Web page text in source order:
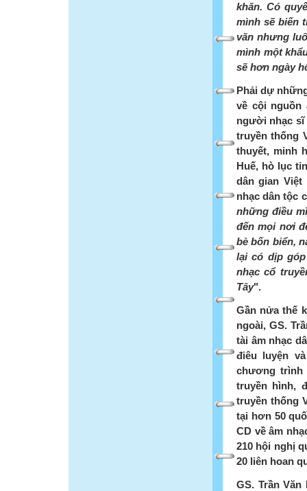
khăn. Có
mình sẽ biến
văn nhưng
mình một
sẽ hơn ngày
Phải dự
về cội nguồn
người nhạc sĩ
truyền thống
thuyết, minh
Huế, hò lục
dân gian
nhạc dân tộc
những điều
đến mọi nơi
bè bốn biển,
lại có dịp
nhạc cổ
Tây".
Gần nửa thế
ngoài, GS.
tài âm nhạc
điêu luyện
chương trình
truyền hình,
truyền thống
tại hơn 50
CD về âm
210 hội nghị
20 liên hoan
GS. Trần